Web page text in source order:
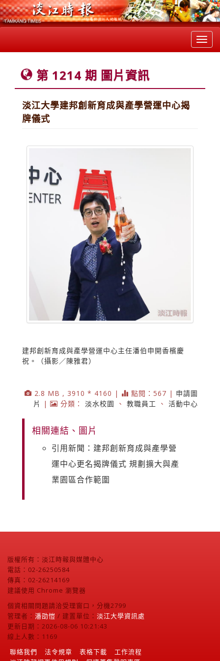
第 1214 期 圖片資訊
淡江大學建邦創新育成與產學營運中心揭
牌儀式
建邦創新育成與產學營運中心主任潘伯申開香檳慶
祝。（攝影／陳雅君）
2.8 MB , 3910 * 4160 | 點閱：567 | 申請圖
片
| 分類： 淡水校園 、 教職員工 、 活動中心
相關連結、圖片
引用新聞：建邦創新育成與產學營
運中心更名揭牌儀式 規劃擴大與產
業園區合作範圍
版權所有：淡江時報與媒體中心
電話：02-26250584
傳真：02-26214169
建議使用 Chrome 瀏覽器
個資相關問題請洽受理窗口，分機2799
管理者： 潘劭愷 / 建置單位： 淡江大學資訊處
更新日期：2026-08-06 10:21:43
線上人數：1169
聯絡我們
法令規章 表格下載
工作流程